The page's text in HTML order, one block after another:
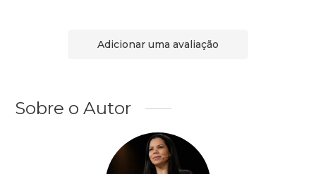
Adicionar uma avaliação
Sobre o Autor